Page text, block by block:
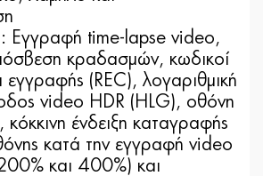
Εγγραφή time-lapse video,
κραδασμών, κωδικοί
(REC), λογαριθμική
video HDR (HLG), οθόνη
ένδειξη καταγραφής
κατά την εγγραφή video
και 400%) και